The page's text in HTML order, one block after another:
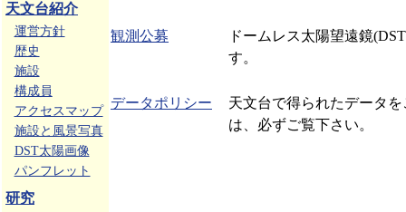
天文台紹介
運営方針
歴史
施設
構成員
アクセスマップ
施設と風景写真
DST太陽画像
パンフレット
研究
観測公募
ドームレス太陽望遠鏡
す。
データポリシー
天文台で得られたデータ
は、必ずご覧下さい。